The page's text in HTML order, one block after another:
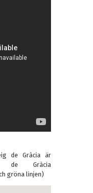
de Gràcia är
de Gràcia
gröna linjen)